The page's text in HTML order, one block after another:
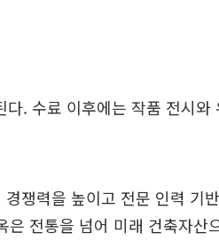
. 수료 이후에는 작품 전시와
쟁력을 높이고 전문 인력 기
전통을 넘어 미래 건축자산